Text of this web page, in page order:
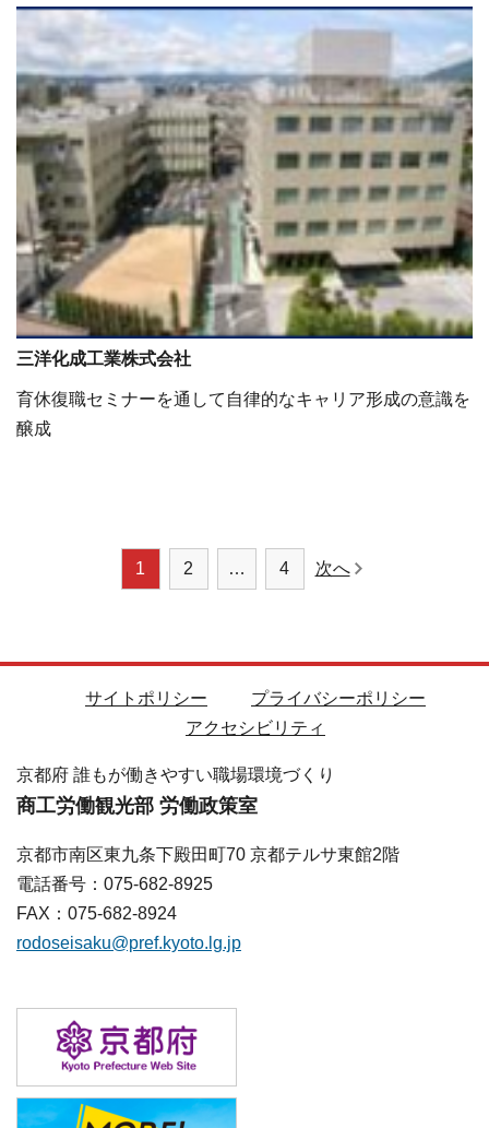
三洋化成工業株式会社
育休復職セミナーを通して自律的なキャリア形成の意識を
醸成
1 2 … 4 次へ
サイトポリシー
プライバシーポリシー
アクセシビリティ
京都府 誰もが働きやすい職場環境づくり
商工労働観光部 労働政策室
京都市南区東九条下殿田町70 京都テルサ東館2階
電話番号：075-682-8925
FAX：075-682-8924
rodoseisaku@pref.kyoto.lg.jp